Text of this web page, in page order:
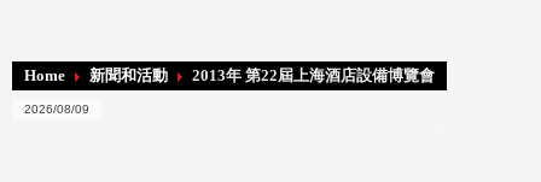
Home 新聞和活動 2013年 第22屆上海酒店設備博覽會
2026/08/09